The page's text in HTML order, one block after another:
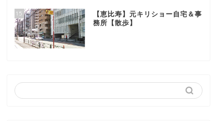
15
【恵比寿】元キリショー自宅＆事
務所【散歩】